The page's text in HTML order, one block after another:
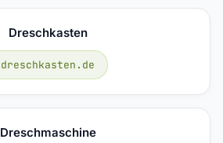
Dreschkasten
dreschkasten.de
Dreschmaschine